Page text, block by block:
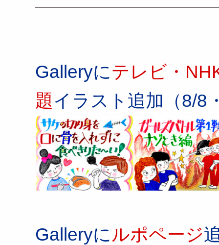
Galleryにテレビ・
題イラスト追加（8/8
Galleryにルポページ